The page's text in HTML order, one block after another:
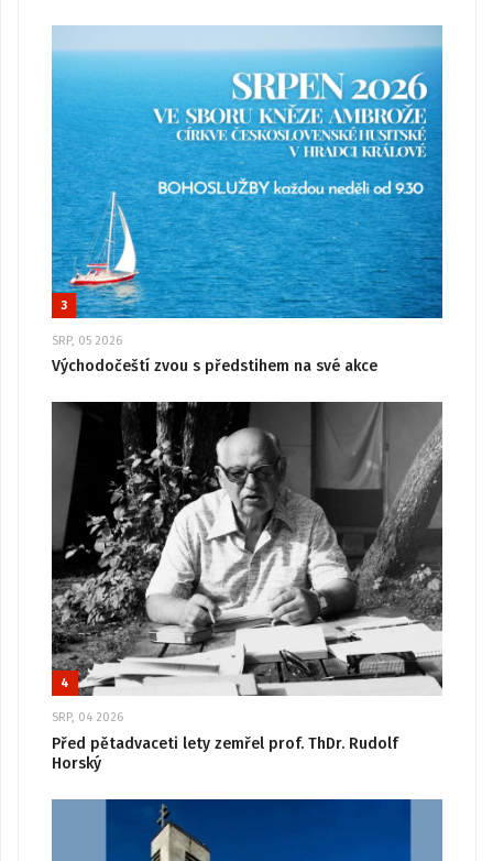
3
SRP, 05 2026
Východočeští zvou s předstihem na své akce
4
SRP, 04 2026
Před pětadvaceti lety zemřel prof. ThDr. Rudolf
Horský